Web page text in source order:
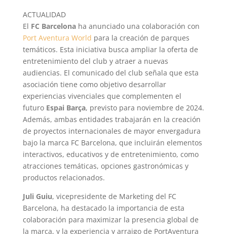
ACTUALIDAD
El FC Barcelonaha anunciado una colaboración con
Port Aventura World para la creación de parques
temáticos. Esta iniciativa busca ampliar la oferta de
entretenimiento del club y atraer a nuevas
audiencias. El comunicado del club señala que esta
asociación tiene como objetivo desarrollar
experiencias vivenciales que complementen el
futuroEspai Barça, previsto para noviembre de 2024.
Además, ambas entidades trabajarán en la creación
de proyectos internacionales de mayor envergadura
bajo la marca FC Barcelona, que incluirán elementos
interactivos, educativos y de entretenimiento, como
atracciones temáticas, opciones gastronómicas y
productos relacionados.
Juli Guiu, vicepresidente de Marketing del FC
Barcelona, ha destacado la importancia de esta
colaboración para maximizar la presencia global de
la marca, y la experiencia y arraigo de PortAventura